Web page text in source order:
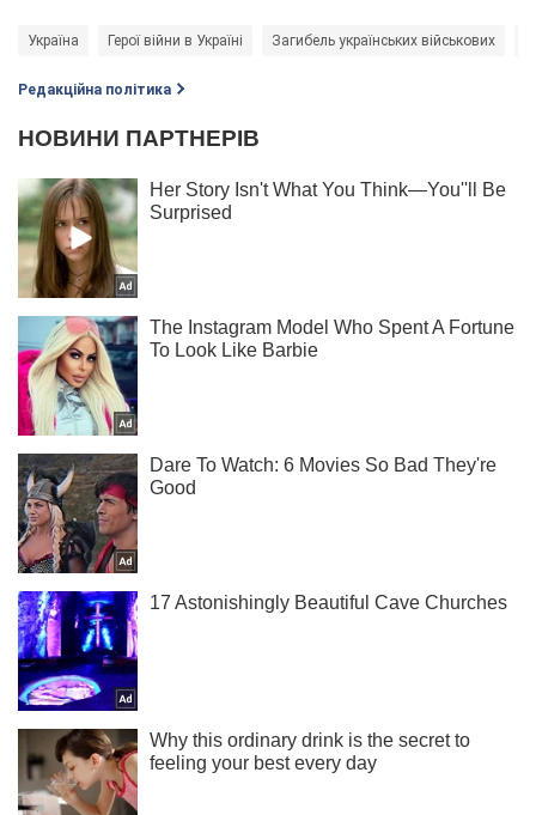
Україна Герої війни в Україні Загибель українських військових
Редакційна політика